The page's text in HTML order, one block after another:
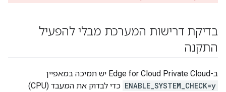
בדיקת דרישות המערכת מבלי להפעיל
התקנה
ב-Edge for Cloud Private Cloud יש תמיכה במאפיין
ENABLE_SYSTEM_CHECK=y
כדי לבדוק את המעבד (CPU)